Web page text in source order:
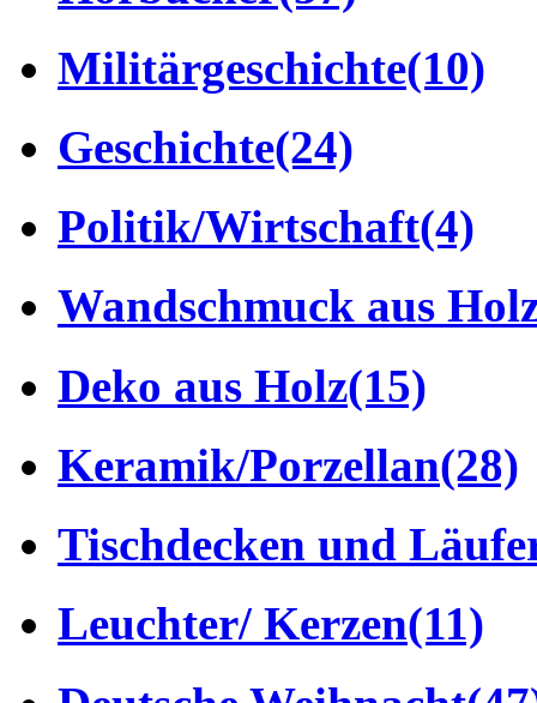
Militärgeschichte(10)
Geschichte(24)
Politik/Wirtschaft(4)
Wandschmuck aus
Deko aus Holz(15)
Keramik/Porzellan(28)
Tischdecken und
Leuchter/ Kerzen(11)